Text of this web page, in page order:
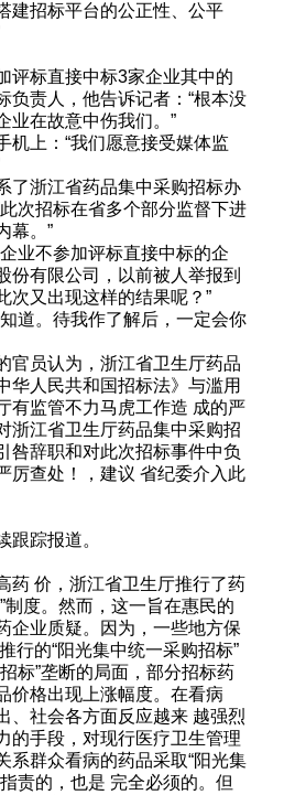
建招标平台的公正性、公平
评标直接中标3家企业其中的
负责人，他告诉记者：“根本没
业在故意中伤我们。”
机上：“我们愿意接受媒体监
了浙江省药品集中采购招标办
次招标在省多个部分监督下进
幕。”
业不参加评标直接中标的企
份有限公司，以前被人举报到
次又出现这样的结果呢？”
道。待我作了解后，一定会你
官员认为，浙江省卫生厅药品
华人民共和国招标法》与滥用
有监管不力马虎工作造 成的严
浙江省卫生厅药品集中采购招
咎辞职和对此次招标事件中负
厉查处！，建议 省纪委介入此
跟踪报道。
药 价，浙江省卫生厅推行了药
制度。然而，这一旨在惠民的
企业质疑。因为，一些地方保
行的“阳光集中统一采购招标”
标”垄断的局面，部分招标药
价格出现上涨幅度。在看病
、社会各方面反应越来 越强烈
的手段，对现行医疗卫生管理
系群众看病的药品采取“阳光集
责的，也是 完全必须的。但